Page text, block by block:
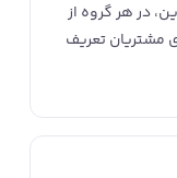
در هر گروه از
مشتریان تعریف